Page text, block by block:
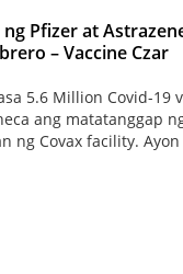
ng Pfizer at
– Vaccine Czar
5.6 Million Covid-19
ang matatanggap
ng Covax facility.